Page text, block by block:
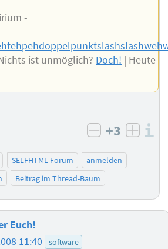
- _
ist unmöglich? Doch! | Heute
negativ
+3
SELFHTML-Forum
anmelden
Beitrag im Thread-Baum
Euch!
11:40 software